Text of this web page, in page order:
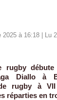
2025 à 16:18 | Lu
rugby
Diallo à
rugby à VII
réparties en